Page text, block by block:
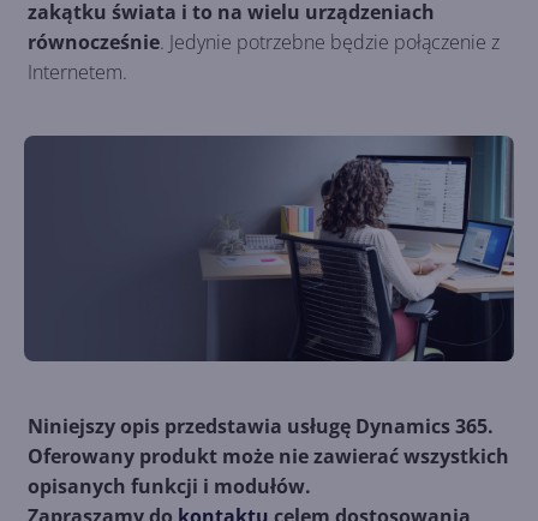
zakątku świata i to na wielu urządzeniach
równocześnie. Jedynie potrzebne będzie połączenie z
Internetem.
Niniejszy opis przedstawia usługę Dynamics 365.
Oferowany produkt może nie zawierać wszystkich
opisanych funkcji i modułów.
Zapraszamy do kontaktu celem dostosowania